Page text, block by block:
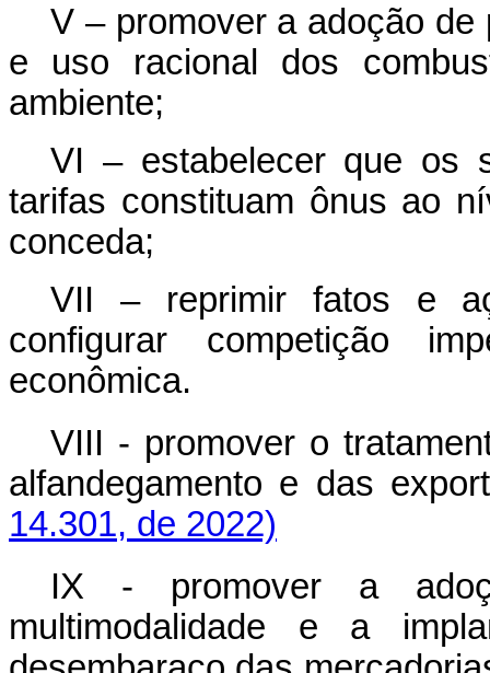
V – promover a adoção
e uso racional dos
ambiente;
VI – estabelecer que os
tarifas constituam ônus ao
conceda;
VII – reprimir fatos e
configurar competição
econômica.
VIII - promover o
alfandegamento e das
14.301, de 2022)
IX - promover a
multimodalidade e a